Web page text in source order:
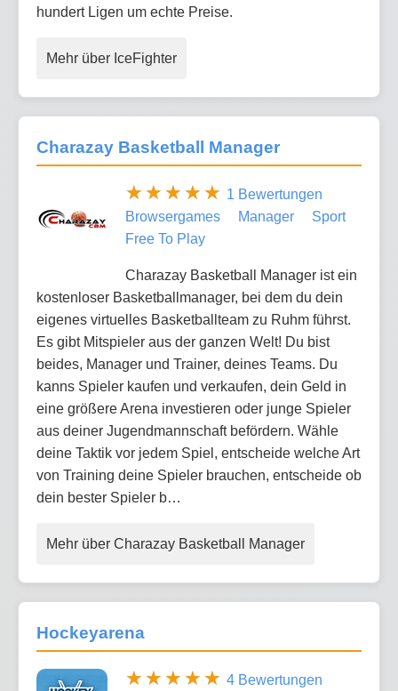
hundert Ligen um echte Preise.
Mehr über IceFighter
Charazay Basketball Manager
1 Bewertungen
Browsergames
Manager
Sport
Free To Play
Charazay Basketball Manager ist ein
kostenloser Basketballmanager, bei dem du dein
eigenes virtuelles Basketballteam zu Ruhm führst.
Es gibt Mitspieler aus der ganzen Welt! Du bist
beides, Manager und Trainer, deines Teams. Du
kanns Spieler kaufen und verkaufen, dein Geld in
eine größere Arena investieren oder junge Spieler
aus deiner Jugendmannschaft befördern. Wähle
deine Taktik vor jedem Spiel, entscheide welche Art
von Training deine Spieler brauchen, entscheide ob
dein bester Spieler b…
Mehr über Charazay Basketball Manager
Hockeyarena
4 Bewertungen